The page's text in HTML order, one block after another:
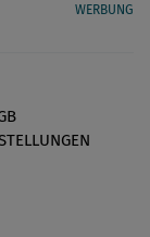
WERBUNG